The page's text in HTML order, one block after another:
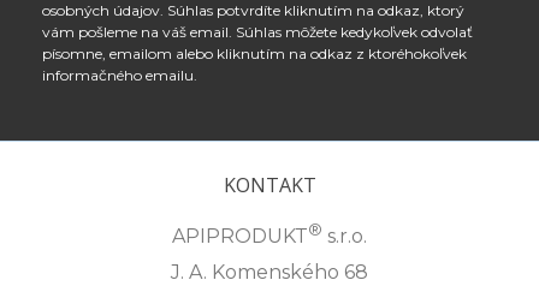
osobných údajov. Súhlas potvrdíte kliknutím na odkaz, ktorý
vám pošleme na váš email. Súhlas môžete kedykoľvek odvolať
písomne, emailom alebo kliknutím na odkaz z ktoréhokoľvek
informačného emailu.
KONTAKT
APIPRODUKT® s.r.o.
J. A. Komenského 68